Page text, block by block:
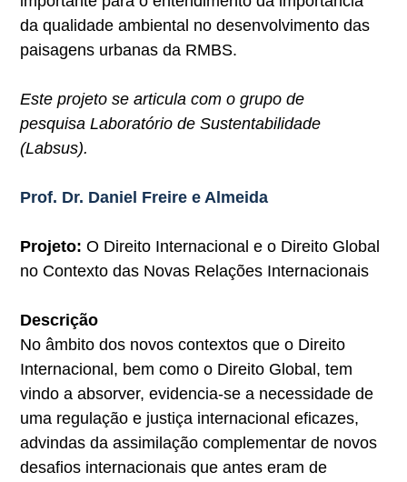
da qualidade ambiental no desenvolvimento das
paisagens urbanas da RMBS.
Este projeto se articula com o grupo de
pesquisa Laboratório de Sustentabilidade
(Labsus).
Prof. Dr. Daniel Freire e Almeida
Projeto:O Direito Internacional e o Direito Global
no Contexto das Novas Relações Internacionais
Descrição
No âmbito dos novos contextos que o Direito
Internacional, bem como o Direito Global, tem
vindo a absorver, evidencia-se a necessidade de
uma regulação e justiça internacional eficazes,
advindas da assimilação complementar de novos
desafios internacionais que antes eram de